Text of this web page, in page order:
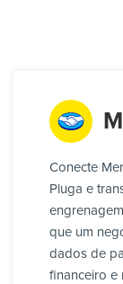
Conecte
Pluga e
que um
dados de
financeiro e